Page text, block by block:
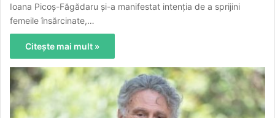
Ioana Picoș-Făgădaru și-a manifestat intenția de a sprijini
femeile însărcinate,…
Citește mai mult »